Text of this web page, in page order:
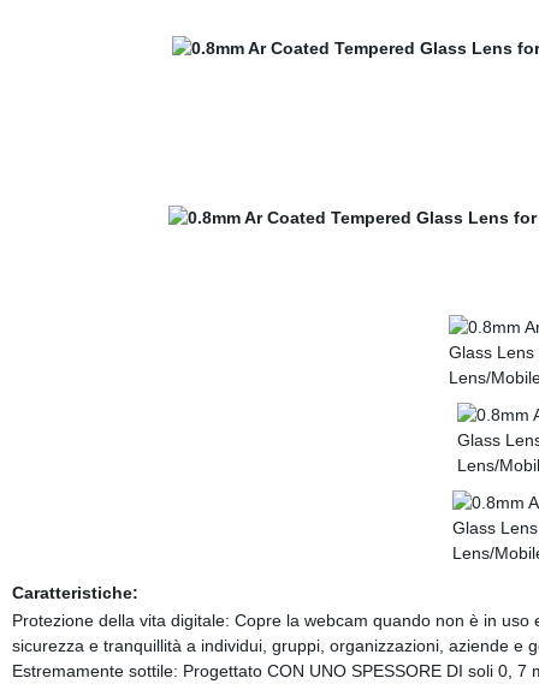
Caratteristiche:
Protezione della vita digitale: Copre la webcam quando non è in
sicurezza e tranquillità a individui, gruppi, organizzazioni, aziende e
Estremamente sottile: Progettato CON UNO SPESSORE DI soli 0,